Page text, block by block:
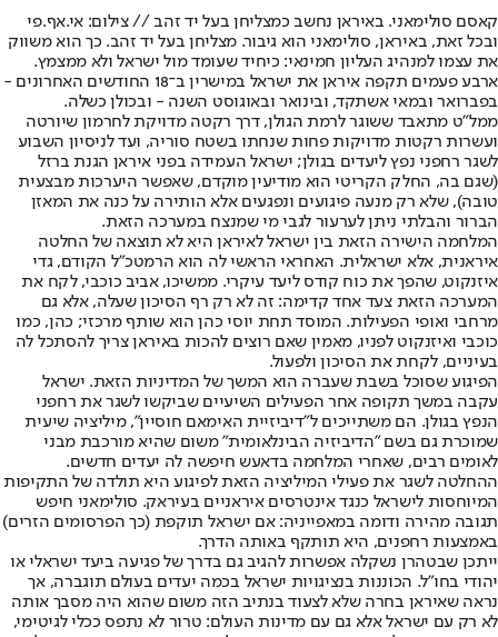
קאסם סולימאני. באיראן נחשב כמצליחן בעל יד זהב // צילום: אי.אף.פי
ובכל זאת, באיראן, סולימאני הוא גיבור. מצליחן בעל יד זהב. כך הוא משווק
את עצמו למנהיג העליון חמינאי: כיחיד שעומד מול ישראל ולא ממצמץ.
ארבע פעמים תקפה איראן את ישראל במישרין ב־18 החודשים האחרונים -
בפברואר ובמאי אשתקד, ובינואר ובאוגוסט השנה - ובכולן כשלה.
ממל"ט מתאבד ששוגר לרמת הגולן, דרך רקטה מדויקת לחרמון שיורטה
ועשרות רקטות מדויקות פחות שנחתו בשטח סוריה, ועד לניסיון השבוע
לשגר רחפני נפץ ליעדים בגולן; ישראל העמידה בפני איראן הגנת ברזל
(שגם בה, החלק הקריטי הוא מודיעין מוקדם, שאפשר היערכות מבצעית
טובה), שלא רק מנעה פיגועים ונפגעים אלא הותירה על כנה את המאזן
הברור והבלתי ניתן לערעור לגבי מי שמנצח במערכה הזאת.
המלחמה הישירה הזאת בין ישראל לאיראן היא לא תוצאה של החלטה
איראנית, אלא ישראלית. האחראי הראשי לה הוא הרמטכ"ל הקודם, גדי
איזנקוט, שהפך את כוח קודס ליעד עיקרי. ממשיכו, אביב כוכבי, לקח את
המערכה הזאת צעד אחד קדימה: זה לא רק רף הסיכון שעלה, אלא גם
מרחבי ואופי הפעילות. המוסד תחת יוסי כהן הוא שותף מרכזי; כהן, כמו
כוכבי ואיזנקוט לפניו, מאמין שאם רוצים להכות באיראן צריך להסתכל לה
בעיניים, לקחת את הסיכון ולפעול.
הפיגוע שסוכל בשבת שעברה הוא המשך של המדיניות הזאת. ישראל
עקבה במשך תקופה אחר הפעילים השיעיים שביקשו לשגר את רחפני
הנפץ בגולן. הם משתייכים ל"דיביזיית האימאם חוסיין", מיליציה שיעית
שמוכרת גם בשם "הדיביזיה הבינלאומית" משום שהיא מורכבת מבני
לאומים רבים, שאחרי המלחמה בדאעש חיפשה לה יעדים חדשים.
ההחלטה לשגר את פעילי המיליציה הזאת לפיגוע היא תולדה של התקיפות
המיוחסות לישראל כנגד אינטרסים איראניים בעיראק. סולימאני חיפש
תגובה מהירה ודומה במאפייניה: אם ישראל תוקפת (כך הפרסומים הזרים)
באמצעות רחפנים, היא תותקף באותה הדרך.
ייתכן שבטהרן נשקלה אפשרות להגיב גם בדרך של פגיעה ביעד ישראלי או
יהודי בחו"ל. הכוננות בנציגויות ישראל בכמה יעדים בעולם תוגברה, אך
נראה שאיראן בחרה שלא לצעוד בנתיב הזה משום שהוא היה מסבך אותה
לא רק עם ישראל אלא גם עם מדינות העולם: טרור לא נתפס ככלי לגיטימי,